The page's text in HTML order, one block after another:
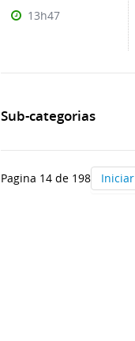
13h47
Sub-categorias
Pagina 14 de 198 Iniciar